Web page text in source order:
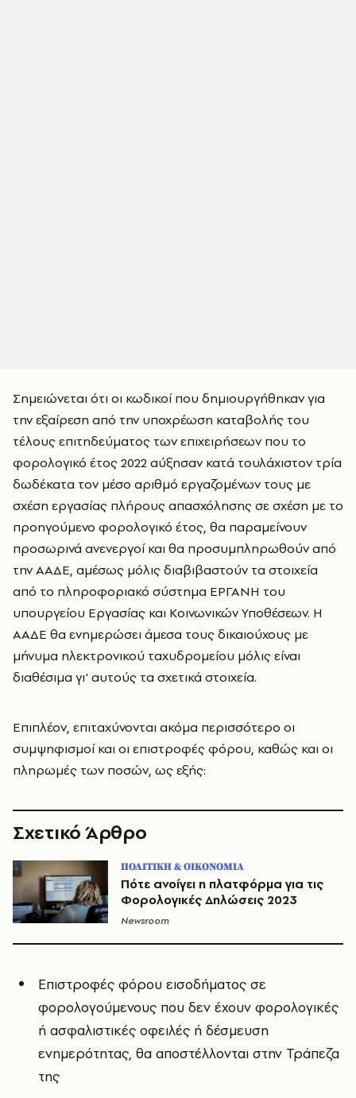
Σημειώνεται ότι οι κωδικοί που δημιουργήθηκαν για
την εξαίρεση από την υποχρέωση καταβολής του
τέλους επιτηδεύματος των επιχειρήσεων που το
φορολογικό έτος 2022 αύξησαν κατά τουλάχιστον τρία
δωδέκατα τον μέσο αριθμό εργαζομένων τους με
σχέση εργασίας πλήρους απασχόλησης σε σχέση με το
προηγούμενο φορολογικό έτος, θα παραμείνουν
προσωρινά ανενεργοί και θα προσυμπληρωθούν από
την ΑΑΔΕ, αμέσως μόλις διαβιβαστούν τα στοιχεία
από το πληροφοριακό σύστημα ΕΡΓΑΝΗ του
υπουργείου Εργασίας και Κοινωνικών Υποθέσεων. Η
ΑΑΔΕ θα ενημερώσει άμεσα τους δικαιούχους με
μήνυμα ηλεκτρονικού ταχυδρομείου μόλις είναι
διαθέσιμα γι' αυτούς τα σχετικά στοιχεία.
Επιπλέον, επιταχύνονται ακόμα περισσότερο οι
συμψηφισμοί και οι επιστροφές φόρου, καθώς και οι
πληρωμές των ποσών, ως εξής:
Σχετικό Άρθρο
ΠΟΛΙΤΙΚΗ & ΟΙΚΟΝΟΜΙΑ
Πότε ανοίγει η πλατφόρμα για τις
Φορολογικές Δηλώσεις 2023
Newsroom
Επιστροφές φόρου εισοδήματος σε
φορολογούμενους που δεν έχουν φορολογικές
ή ασφαλιστικές οφειλές ή δέσμευση
ενημερότητας, θα αποστέλλονται στην Τράπεζα
της